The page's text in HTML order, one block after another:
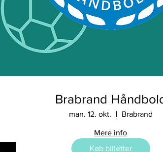
Brabrand
man. 12. okt. Brabrand
Mere info
Køb billetter